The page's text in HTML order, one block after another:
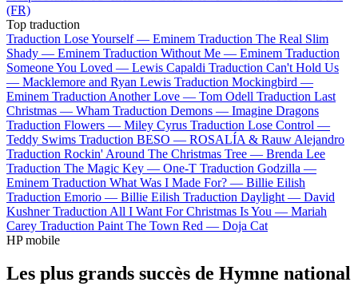
(FR)
Top traduction
Traduction Lose Yourself — Eminem Traduction The Real Slim
Shady — Eminem Traduction Without Me — Eminem Traduction
Someone You Loved — Lewis Capaldi Traduction Can't Hold Us
— Macklemore and Ryan Lewis Traduction Mockingbird —
Eminem Traduction Another Love — Tom Odell Traduction Last
Christmas — Wham Traduction Demons — Imagine Dragons
Traduction Flowers — Miley Cyrus Traduction Lose Control —
Teddy Swims Traduction BESO — ROSALÍA & Rauw Alejandro
Traduction Rockin' Around The Christmas Tree — Brenda Lee
Traduction The Magic Key — One-T Traduction Godzilla —
Eminem Traduction What Was I Made For? — Billie Eilish
Traduction Emorio — Billie Eilish Traduction Daylight — David
Kushner Traduction All I Want For Christmas Is You — Mariah
Carey Traduction Paint The Town Red — Doja Cat
HP mobile
Les plus grands succès de Hymne national